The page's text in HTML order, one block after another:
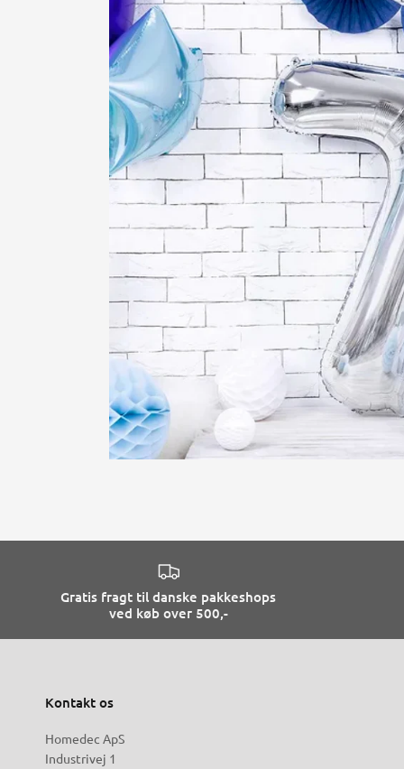
Gratis fragt til danske pakkeshops
ved køb over 500,-
Kontakt os
Homedec ApS
Industrivej 1